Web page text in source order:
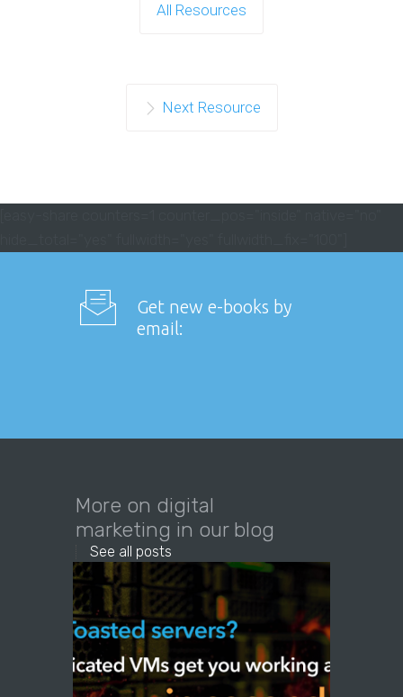
All Resources
Next Resource
Get new e-books by
email:
More on digital
marketing in our blog
See all posts